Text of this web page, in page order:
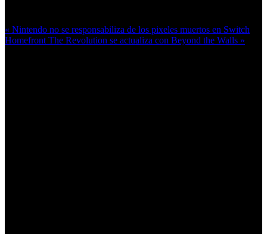
« Nintendo no se responsabiliza de los pixeles muertos en Switch
Homefront The Revolution se actualiza con Beyond the Walls »